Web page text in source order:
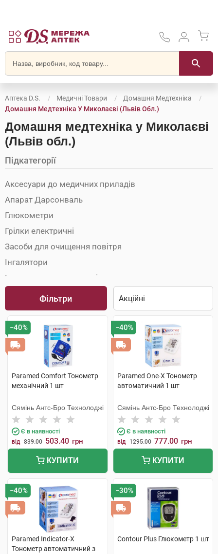
Аптека D.S. Медичні Товари
Домашня Медтехніка
Домашня Медтехніка У Миколаєві (Львів Обл.)
Домашня медтехніка у Миколаєві
(Львів обл.)
Підкатегорії
Аксесуари до медичних приладів
Апарат Дарсонваль
Глюкометри
Грілки електричні
Засоби для очищення повітря
Інгалятори
Інша домашня медтехніка
Масажери та аплікатори
Стетоскопи
Термометри
Термометри кімнатні
Тонометри
Фільтри
−40%
Paramed Comfort Тонометр
механічний 1 шт
Сямінь Антс-Бро Технолоджі
Є в наявності
від 839.00 503.40 грн
КУПИТИ
−40%
Paramed One-X Тонометр
автоматичний 1 шт
Сямінь Антс-Бро Технолоджі
Є в наявності
від 1295.00 777.00 грн
КУПИТИ
−40%
Paramed Indicator-X
Тонометр автоматичний з
−30%
Contour Plus Глюкометр 1 шт